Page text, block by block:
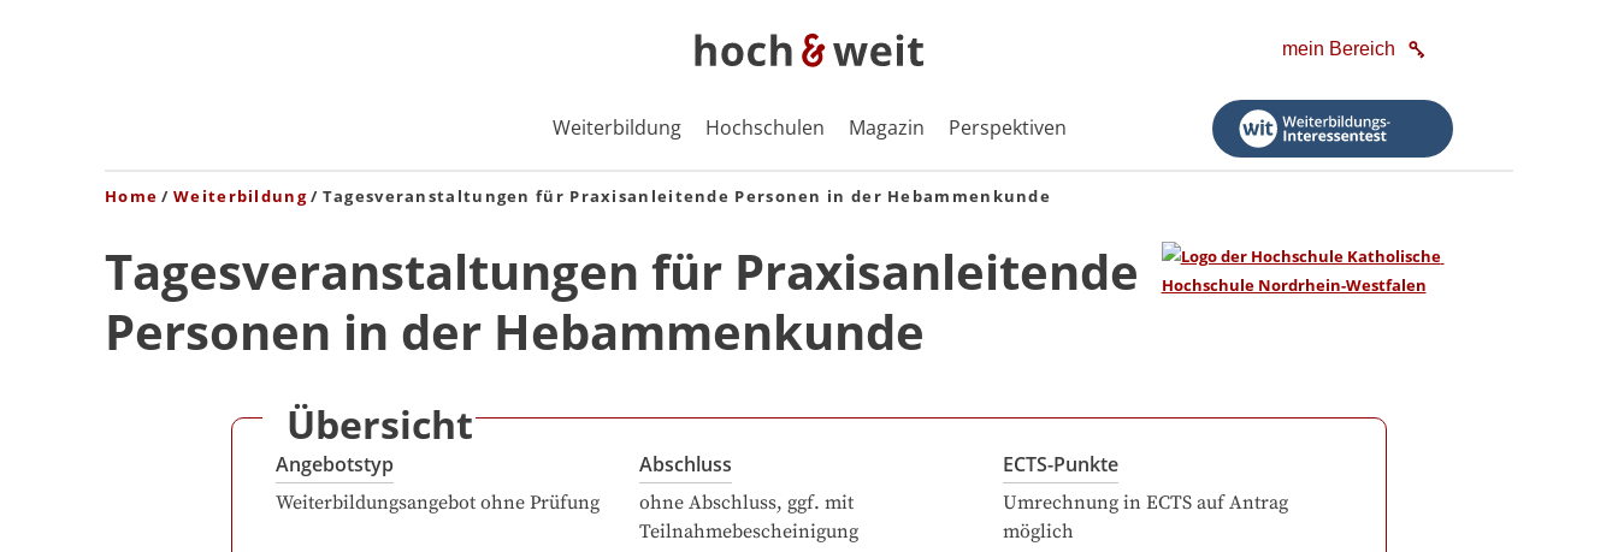
mein Bereich
Weiterbildung Hochschulen Magazin Perspektiven
Home Weiterbildung Tagesveranstaltungen für Praxisanleitende Personen in der Hebammenkunde
Tagesveranstaltungen für Praxisanleitende
Personen in der Hebammenkunde
Übersicht
Angebotstyp
Weiterbildungsangebot ohne Prüfung
Abschluss
ohne Abschluss, ggf. mit
Teilnahmebescheinigung
ECTS-Punkte
Umrechnung in ECTS auf Antrag
möglich